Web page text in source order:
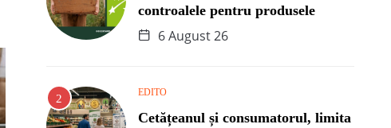
controalele pentru produsele
6 August 26
EDITO
Cetățeanul și consumatorul, limita